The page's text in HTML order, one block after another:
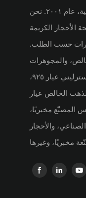
الأحجار الكريمة الاصطناعية، عام ٢٠٠١. نحن
الكريمة
حسب الطلب.
والمجوهرات
الفاخرة من الفضة الإسترليني عيار ٩٢٥،
الخالص عيار
المصنّع مخبريًا،
والأحجار